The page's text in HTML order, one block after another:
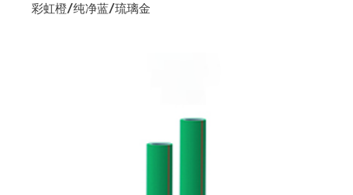
彩虹橙/纯净蓝/琉璃金